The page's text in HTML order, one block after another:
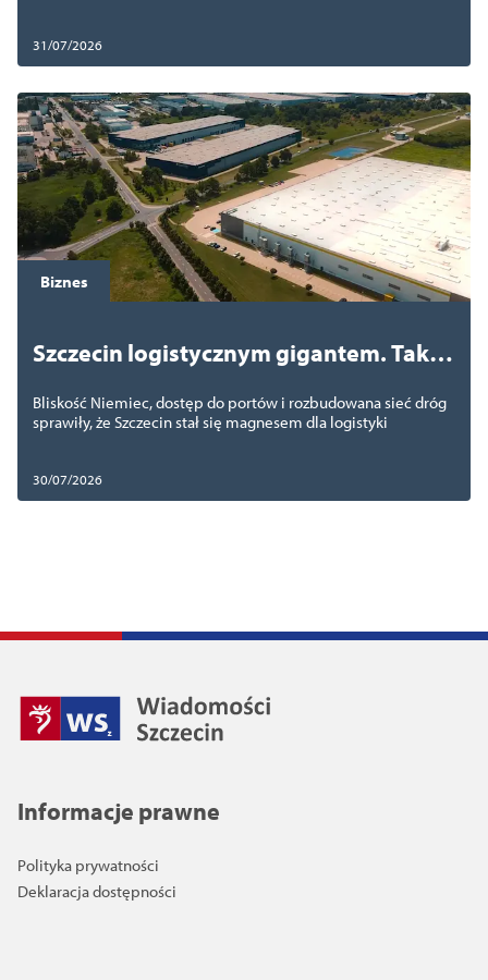
31/07/2026
Biznes
Szczecin logistycznym gigantem. Tak
hubów magazynowych w Polsce
Bliskość Niemiec, dostęp do portów i rozbudowana sieć dróg
sprawiły, że Szczecin stał się magnesem dla logistyki
30/07/2026
Informacje prawne
Polityka prywatności
Deklaracja dostępności